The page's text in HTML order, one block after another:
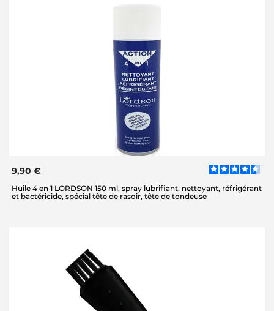
9,90 €
Huile 4 en 1 LORDSON 150 ml, spray lubrifiant, nettoyant, réfrigérant
et bactéricide, spécial tête de rasoir, tête de tondeuse